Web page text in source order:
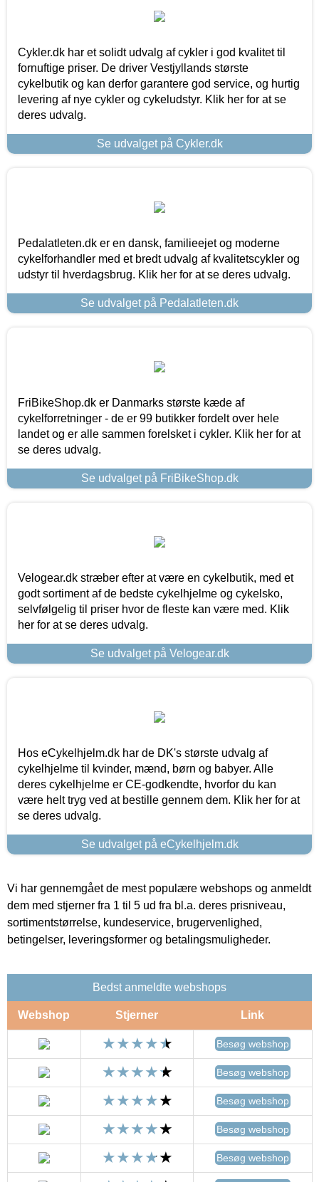
Cykler.dk har et solidt udvalg af cykler i god kvalitet til
fornuftige priser. De driver Vestjyllands største
cykelbutik og kan derfor garantere god service, og hurtig
levering af nye cykler og cykeludstyr. Klik her for at se
deres udvalg.
Se udvalget på Cykler.dk
Pedalatleten.dk er en dansk, familieejet og moderne
cykelforhandler med et bredt udvalg af kvalitetscykler og
udstyr til hverdagsbrug. Klik her for at se deres udvalg.
Se udvalget på Pedalatleten.dk
FriBikeShop.dk er Danmarks største kæde af
cykelforretninger - de er 99 butikker fordelt over hele
landet og er alle sammen forelsket i cykler. Klik her for at
se deres udvalg.
Se udvalget på FriBikeShop.dk
Velogear.dk stræber efter at være en cykelbutik, med et
godt sortiment af de bedste cykelhjelme og cykelsko,
selvfølgelig til priser hvor de fleste kan være med. Klik
her for at se deres udvalg.
Se udvalget på Velogear.dk
Hos eCykelhjelm.dk har de DK's største udvalg af
cykelhjelme til kvinder, mænd, børn og babyer. Alle
deres cykelhjelme er CE-godkendte, hvorfor du kan
være helt tryg ved at bestille gennem dem. Klik her for at
se deres udvalg.
Se udvalget på eCykelhjelm.dk
Vi har gennemgået de mest populære webshops og anmeldt
dem med stjerner fra 1 til 5 ud fra bl.a. deres prisniveau,
sortimentstørrelse, kundeservice, brugervenlighed,
betingelser, leveringsformer og betalingsmuligheder.
Bedst anmeldte webshops
Webshop Stjerner Link
Besøg webshop
Besøg webshop
Besøg webshop
Besøg webshop
Besøg webshop